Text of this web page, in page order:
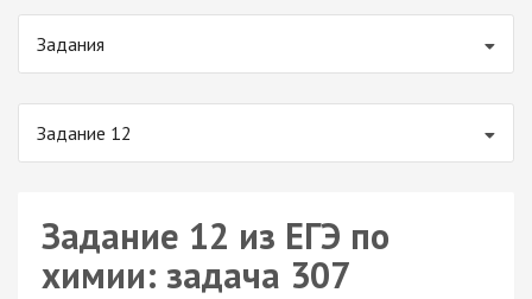
Задания
Задание 12
Задание 12 из ЕГЭ по
химии: задача 307